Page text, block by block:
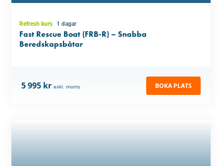
Refresh kurs 1 dagar
Fast Rescue Boat (FRB-R) – Snabba
Beredskapsbåtar
5 995 kr exkl. moms BOKA PLATS